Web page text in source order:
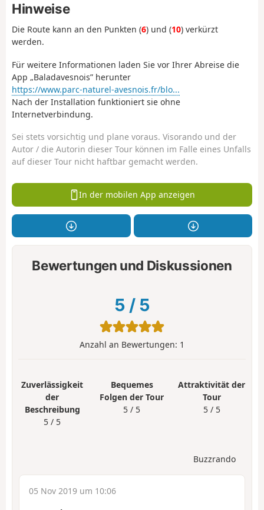
Hinweise
Die Route kann an den Punkten (6) und (10) verkürzt
werden.
Für weitere Informationen laden Sie vor Ihrer Abreise die
App „Baladavesnois” herunter
https://www.parc-naturel-avesnois.fr/blo...
Nach der Installation funktioniert sie ohne
Internetverbindung.
Sei stets vorsichtig und plane voraus. Visorando und der
Autor / die Autorin dieser Tour können im Falle eines Unfalls
auf dieser Tour nicht haftbar gemacht werden.
In der mobilen App anzeigen
Bewertungen und Diskussionen
5 / 5
Anzahl an Bewertungen: 1
Zuverlässigkeit
der
Beschreibung
5 / 5
Bequemes
Folgen der Tour
5 / 5
Attraktivität der
Tour
5 / 5
Buzzrando
05 Nov 2019 um 10:06